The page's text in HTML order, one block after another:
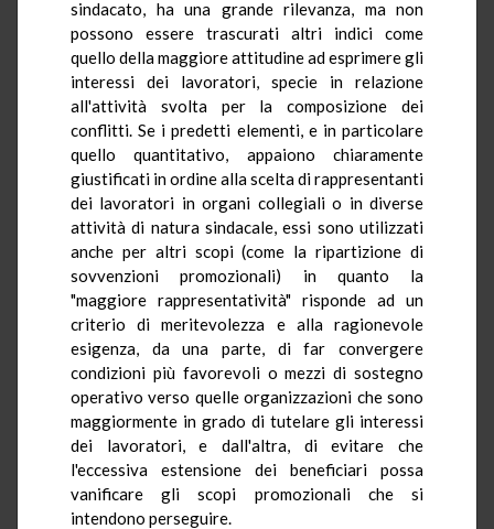
sindacato, ha una grande rilevanza, ma non
possono essere trascurati altri indici come
quello della maggiore attitudine ad esprimere gli
interessi dei lavoratori, specie in relazione
all'attività svolta per la composizione dei
conflitti. Se i predetti elementi, e in particolare
quello quantitativo, appaiono chiaramente
giustificati in ordine alla scelta di rappresentanti
dei lavoratori in organi collegiali o in diverse
attività di natura sindacale, essi sono utilizzati
anche per altri scopi (come la ripartizione di
sovvenzioni promozionali) in quanto la
"maggiore rappresentatività" risponde ad un
criterio di meritevolezza e alla ragionevole
esigenza, da una parte, di far convergere
condizioni più favorevoli o mezzi di sostegno
operativo verso quelle organizzazioni che sono
maggiormente in grado di tutelare gli interessi
dei lavoratori, e dall'altra, di evitare che
l'eccessiva estensione dei beneficiari possa
vanificare gli scopi promozionali che si
intendono perseguire.